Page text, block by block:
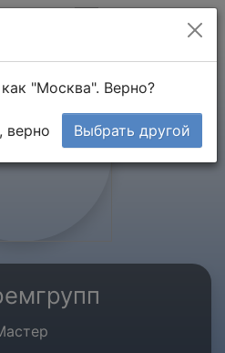
"Москва". Верно?
верно Выбрать другой